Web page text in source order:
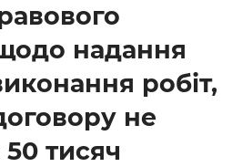
надання
робіт,
не
тисяч